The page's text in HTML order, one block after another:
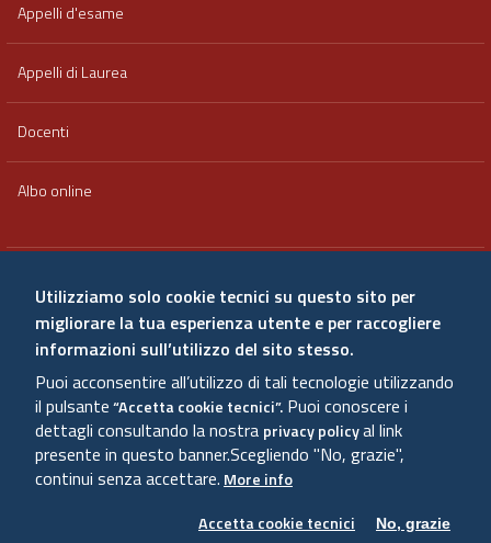
Appelli d'esame
Appelli di Laurea
Docenti
Albo online
Qualità e valutazione
Amministrazione trasparente
Sitemap
Utilizziamo solo cookie tecnici su questo sito per
migliorare la tua esperienza utente e per raccogliere
informazioni sull’utilizzo del sito stesso.
Puoi acconsentire all’utilizzo di tali tecnologie utilizzando
il pulsante“Accetta cookie tecnici”. Puoi conoscere i
dettagli consultando la nostra privacy policyal link
presente in questo banner.Scegliendo "No, grazie",
continui senza accettare. More info
Accetta cookie tecnici
No, grazie